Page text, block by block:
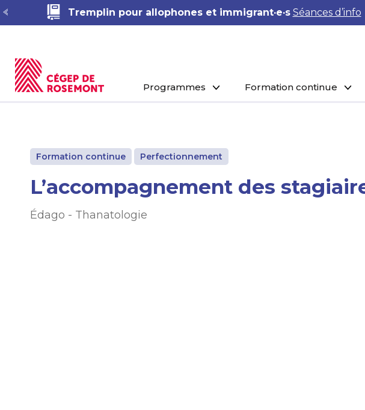
Tremplin pour allophones et immigrant·e·s Séances d’info
Programmes Formation continue
Formation continue Perfectionnement
L’accompagnement des
Édago - Thanatologie